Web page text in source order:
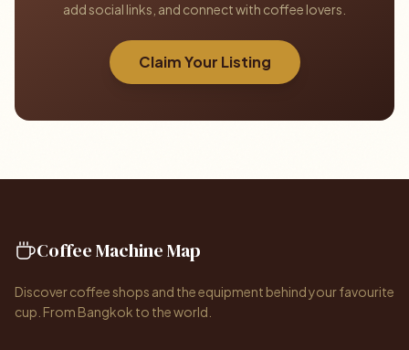
add social links, and connect with coffee lovers.
Claim Your Listing
Coffee Machine Map
Discover coffee shops and the equipment behind your favourite
cup. From Bangkok to the world.